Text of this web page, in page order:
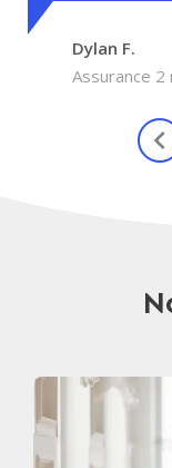
Dylan F.
Assurance 2